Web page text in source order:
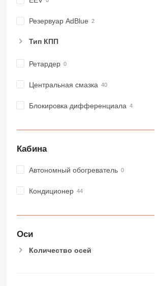
Резервуар AdBlue
Тип КПП
Ретардер
Центральная смазка
Блокировка дифференциала
Кабина
Автономный обогреватель
Кондиционер
Оси
Количество осей